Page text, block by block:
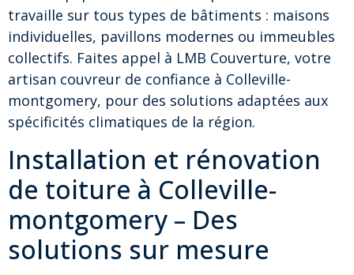
travaille sur tous types de bâtiments : maisons
individuelles, pavillons modernes ou immeubles
collectifs. Faites appel à LMB Couverture, votre
artisan couvreur de confiance à Colleville-
montgomery, pour des solutions adaptées aux
spécificités climatiques de la région.
Installation et rénovation
de toiture à Colleville-
montgomery – Des
solutions sur mesure